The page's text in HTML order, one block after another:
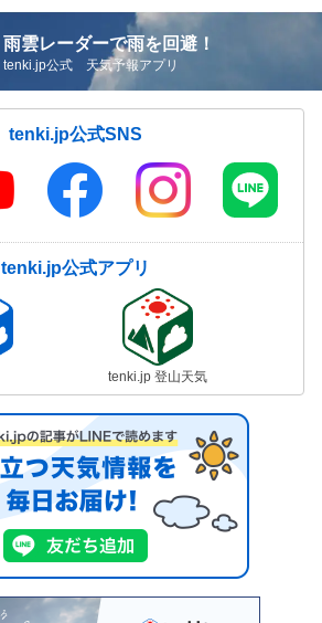
雨雲レーダーで雨を回避！
tenki.jp公式 天気予報アプリ
tenki.jp公式SNS
tenki.jp公式アプリ
tenki.jp 登山天気